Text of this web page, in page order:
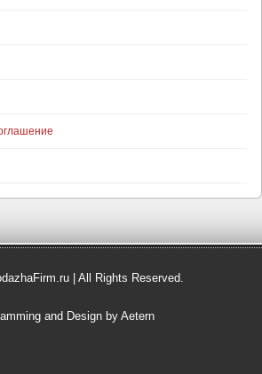
| All Rights Reserved.
and Design by Aetern